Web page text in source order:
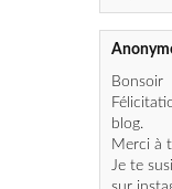
blog.
Merci à
Je te
sur
http://